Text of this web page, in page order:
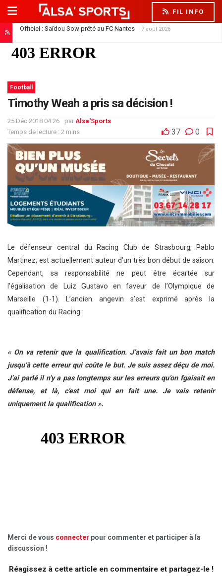
FIL INFO
Officiel : Saïdou Sow prêté au FC Nantes 7 août 2026
Football
Timothy Weah a pris sa décision !
25 Déc 2018 04:26 par Alsa'Sports
Temps de lecture : 2 mins
37 0
Le défenseur central du Racing Club de Strasbourg, Pablo
Martinez, est actuellement auteur d’un très bon début de saison.
Cependant, sa responsabilité ne peut être écartée sur
l’égalisation de Luiz Gustavo en faveur de l’Olympique de
Marseille (1-1). L’ancien angevin s’est exprimé après la
qualification du Racing :
« On va retenir que la qualification. J’avais fait un bon match
jusqu’à cette erreur qui coûte le but. Je suis assez déçu de moi.
J’ai parlé il n’y a pas longtemps sur les erreurs qu’on fgaisait en
défense, et là, c’est moi qui en fait une. Je vais retenir
uniquement la qualification ».
Merci de vous connecter pour commenter et participer à la
discussion !
Réagissez à cette article en commentaire et partagez-le !